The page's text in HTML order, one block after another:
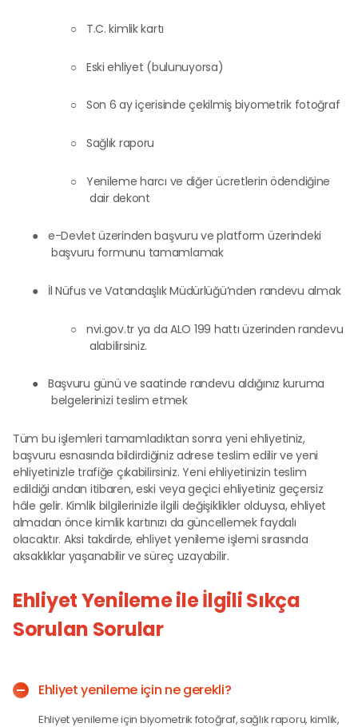
○ T.C. kimlik kartı
○ Eski ehliyet (bulunuyorsa)
○ Son 6 ay içerisinde çekilmiş biyometrik fotoğraf
○ Sağlık raporu
○
Yenileme harcı ve diğer ücretlerin ödendiğine
dair dekont
●
e-Devlet üzerinden başvuru ve platform üzerindeki
başvuru formunu tamamlamak
● İl Nüfus ve Vatandaşlık Müdürlüğü’nden randevu almak
○
nvi.gov.tr ya da ALO 199 hattı üzerinden randevu
alabilirsiniz.
●
Başvuru günü ve saatinde randevu aldığınız kuruma
belgelerinizi teslim etmek
Tüm bu işlemleri tamamladıktan sonra yeni ehliyetiniz,
başvuru esnasında bildirdiğiniz adrese teslim edilir ve yeni
ehliyetinizle trafiğe çıkabilirsiniz. Yeni ehliyetinizin teslim
edildiği andan itibaren, eski veya geçici ehliyetiniz geçersiz
hâle gelir. Kimlik bilgilerinizle ilgili değişiklikler olduysa, ehliyet
almadan önce kimlik kartınızı da güncellemek faydalı
olacaktır. Aksi takdirde, ehliyet yenileme işlemi sırasında
aksaklıklar yaşanabilir ve süreç uzayabilir.
Ehliyet Yenileme ile İlgili Sıkça
Sorulan Sorular
Ehliyet yenileme için ne gerekli?
Ehliyet yenileme için biyometrik fotoğraf, sağlık raporu, kimlik,